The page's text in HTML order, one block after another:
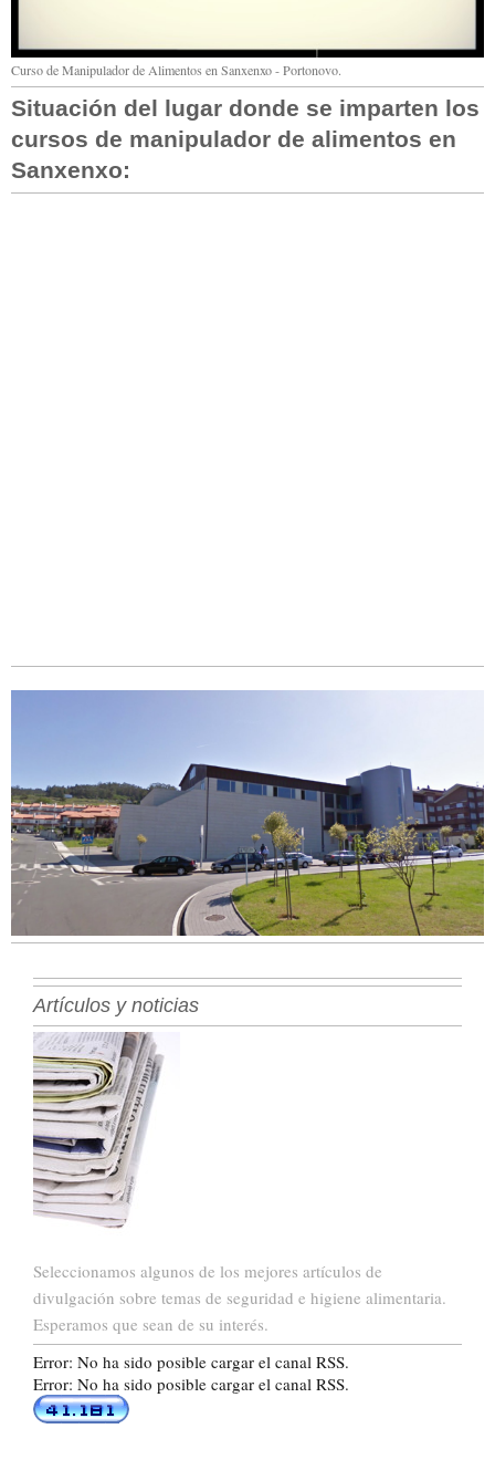
Curso de Manipulador de Alimentos en Sanxenxo - Portonovo.
Situación del lugar donde se imparten los
cursos de manipulador de alimentos en
Sanxenxo:
Artículos y noticias
Seleccionamos algunos de los mejores artículos de
divulgación sobre temas de seguridad e higiene alimentaria.
Esperamos que sean de su interés.
Error: No ha sido posible cargar el canal RSS.
Error: No ha sido posible cargar el canal RSS.